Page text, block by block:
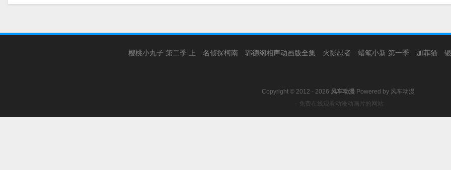
樱桃小丸子 第二季 上 名侦探柯南 郭德纲相声动画版全集 火影忍者 蜡笔小新 第一季 加菲猫
Copyright © 2012 - 2026 风车动漫 Powered by 风车动漫
－免费在线观看动漫动画片的网站